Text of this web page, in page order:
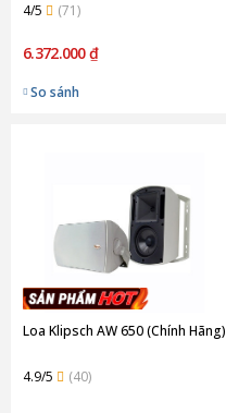
4/5
(71)
6.372.000 ₫
So sánh
Loa Klipsch AW 650 (Chính Hãng)
4.9/5 (40)